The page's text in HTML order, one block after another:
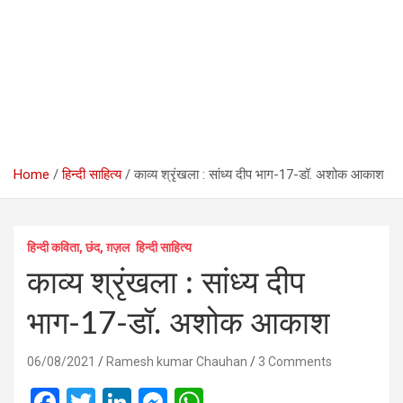
Home हिन्दी साहित्य काव्‍य श्रृंखला : सांध्‍य दीप भाग-17-डॉ. अशोक आकाश
हिन्दी कविता, छंद, ग़ज़ल हिन्दी साहित्य
काव्‍य श्रृंखला : सांध्‍य दीप
भाग-17-डॉ. अशोक आकाश
06/08/2021 Ramesh kumar Chauhan 3 Comments